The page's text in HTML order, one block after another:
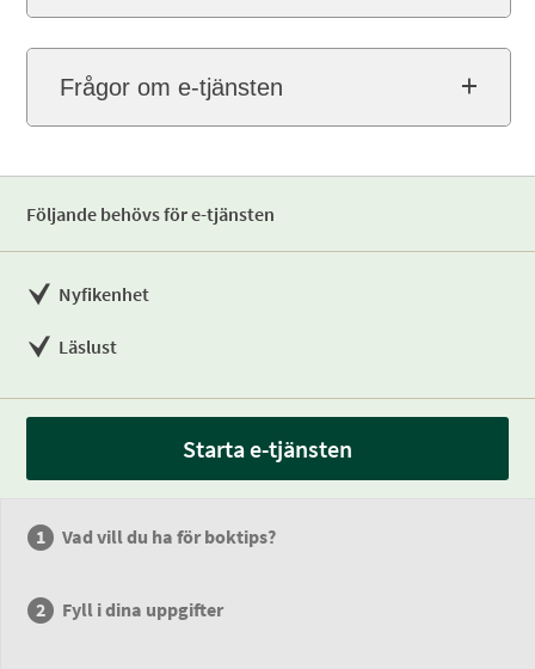
Frågor om e-tjänsten
Följande behövs för e-tjänsten
Nyfikenhet
Läslust
Starta e-tjänsten
Vad vill du ha för boktips?
Fyll i dina uppgifter